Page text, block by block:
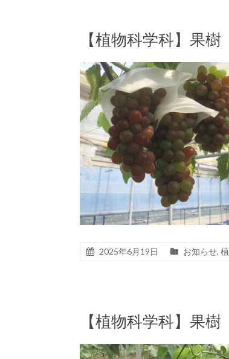
【植物科学科】果
2025年6月19日 お知らせ,
【植物科学科】果